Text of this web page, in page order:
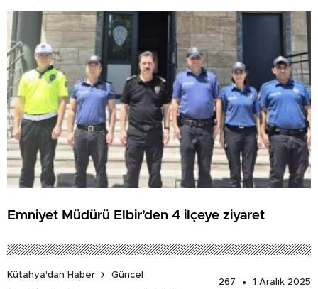
Emniyet Müdürü Elbir’den 4 ilçeye ziyaret
Kütahya'dan Haber
Güncel
267
1 Aralık 2025